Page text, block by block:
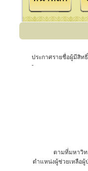
ประกาศรายชื่อผู้มีสิท
-
ตามที่มหาวิทยาลั
ตำแหน่งผู้ช่วยเหลือ